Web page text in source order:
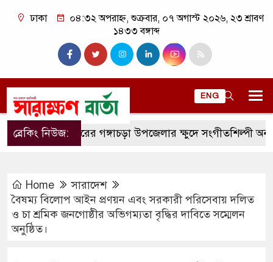
ঢাকা
০৪:৩২ অপরাহ্ন, শুক্রবার, ০৭ অগাস্ট ২০২৬, ২৩ শ্রাবণ
১৪৩৩ বঙ্গাব্দ
ENG
ব্রেকিং নিউজ:
রংপুরের গঙ্গাচড়া উপজেলার ক্ষুদে সংগীতশিল্পী অনুশ্রী
Home
সারাদেশ
বৈষম্য বিলোপ আইন প্রণয়ন এবং সরকারী পরিসেবায় দলিত
ও চা শ্রমিক জনগোষ্ঠীর অভিগম্যতা বৃদ্ধির দাবিতে সম্মেলন
অনুষ্ঠিত।